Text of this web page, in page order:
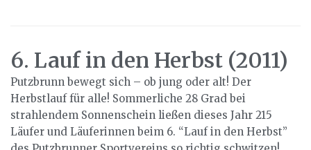
6. Lauf in den Herbst (2011)
Putzbrunn bewegt sich – ob jung oder alt! Der
Herbstlauf für alle! Sommerliche 28 Grad bei
strahlendem Sonnenschein ließen dieses Jahr 215
Läufer und Läuferinnen beim 6. “Lauf in den Herbst”